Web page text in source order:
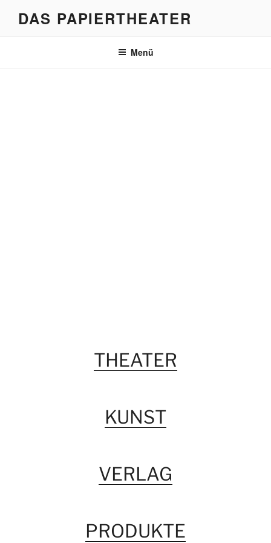
InhaltDAS PAPIERTHEATER
Menü
THEATER
KUNST
VERLAG
PRODUKTE